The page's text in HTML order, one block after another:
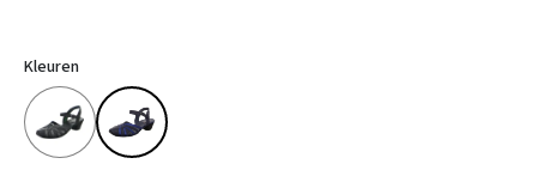
Kleuren